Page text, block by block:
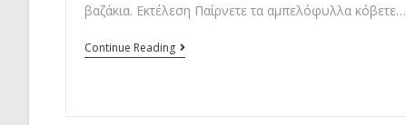
βαζάκια. Εκτέλεση Παίρνετε τα αμπελόφυλλα κόβετε…
Continue Reading Αμπελόφυλλα